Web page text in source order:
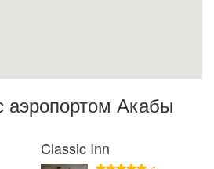
Акабы
Classic Inn